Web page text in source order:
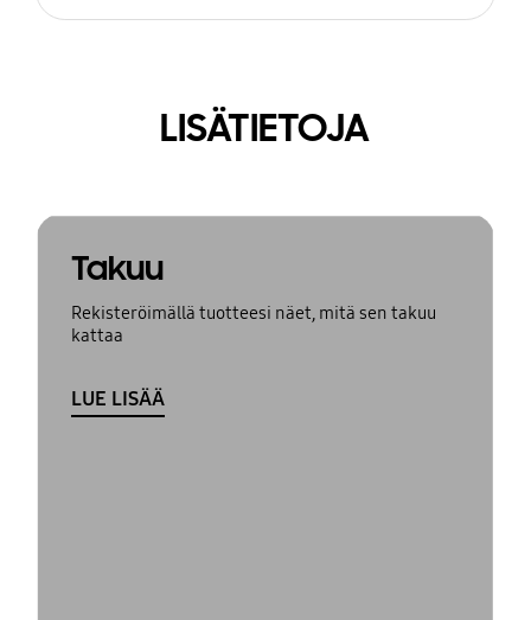
LISÄTIETOJA
Takuu
Rekisteröimällä tuotteesi näet, mitä sen takuu
kattaa
LUE LISÄÄ